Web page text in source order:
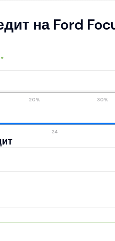
на Ford
20% 30%
24